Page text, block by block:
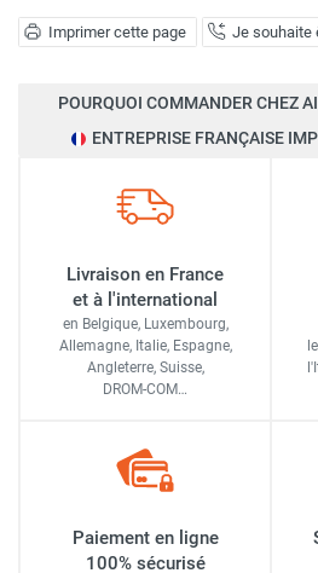
Imprimer cette page Je souhaite
POURQUOI COMMANDER CHEZ
ENTREPRISE FRANÇAISE
Livraison en France
et à l'international
en Belgique, Luxembourg,
Allemagne, Italie, Espagne,
Angleterre, Suisse,
DROM-COM…
Paiement en ligne
100% sécurisé